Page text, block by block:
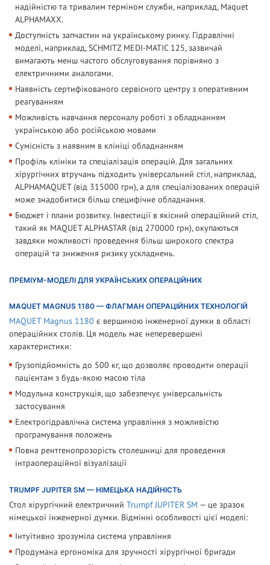
надійністю та тривалим терміном служби, наприклад, Maquet
ALPHAMAXX.
Доступність запчастин на українському ринку. Гідравлічні
моделі, наприклад, SCHMITZ MEDI-MATIC 125, зазвичай
вимагають менш частого обслуговування порівняно з
електричними аналогами.
Наявність сертифікованого сервісного центру з оперативним
реагуванням
Можливість навчання персоналу роботі з обладнанням
українською або російською мовами
Сумісність з наявним в клініці обладнанням
Профіль клініки та спеціалізація операцій. Для загальних
хірургічних втручань підходить універсальний стіл, наприклад,
ALPHAMAQUET (від 315000 грн), а для спеціалізованих операцій
може знадобитися більш специфічне обладнання.
Бюджет і плани розвитку. Інвестиції в якісний операційний стіл,
такий як MAQUET ALPHASTAR (від 270000 грн), окупаються
завдяки можливості проведення більш широкого спектра
операцій та зниження ризику ускладнень.
ПРЕМІУМ-МОДЕЛІ ДЛЯ УКРАЇНСЬКИХ ОПЕРАЦІЙНИХ
MAQUET MAGNUS 1180 — ФЛАГМАН ОПЕРАЦІЙНИХ ТЕХНОЛОГІЙ
MAQUET Magnus 1180 є вершиною інженерної думки в області
операційних столів. Ця модель має неперевершені
характеристики:
Грузопідйомність до 500 кг, що дозволяє проводити операції
пацієнтам з будь-якою масою тіла
Модульна конструкція, що забезпечує універсальність
застосування
Електрогідравлічна система управління з можливістю
програмування положень
Повна рентгенопрозорість столешниці для проведення
інтраопераційної візуалізації
TRUMPF JUPITER SM — НІМЕЦЬКА НАДІЙНІСТЬ
Стол хірургічний електричний Trumpf JUPITER SM — це зразок
німецької інженерної думки. Відмінні особливості цієї моделі:
Інтуїтивно зрозуміла система управління
Продумана ергономіка для зручності хірургічної бригади